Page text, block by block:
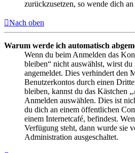
zurückzusetzen, so wende dich
Nach oben
Warum werde ich automatisch
Wenn du beim Anmelden das
bleiben“ nicht auswählst, wirst
angemeldet. Dies verhindert den
Benutzerkontos durch einen
bleiben, kannst du das Kästchen
Anmelden auswählen. Dies ist
du dich an einem öffentlichen
einem Internetcafé, befindest.
Verfügung steht, dann wurde sie
Administration ausgeschaltet.